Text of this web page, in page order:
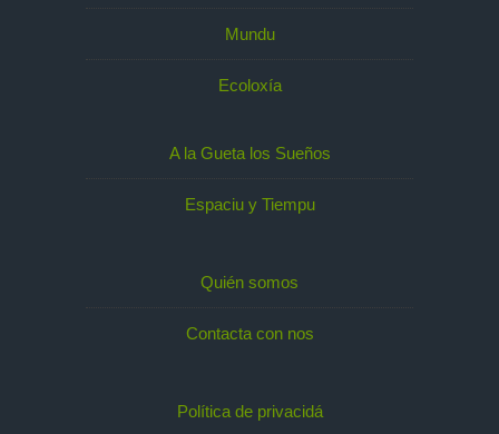
Mundu
Ecoloxía
A la Gueta los Sueños
Espaciu y Tiempu
Quién somos
Contacta con nos
Política de privacidá